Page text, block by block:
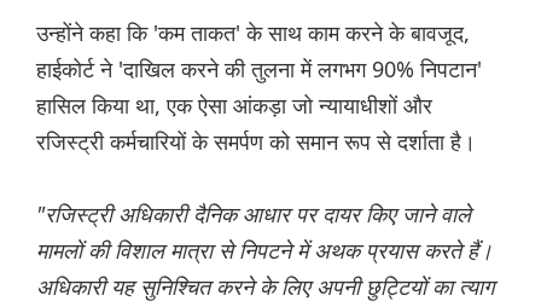
उन्होंने कहा कि 'कम ताकत' के साथ काम करने के बावजूद,
हाईकोर्ट ने 'दाखिल करने की तुलना में लगभग 90% निपटान'
हासिल किया था, एक ऐसा आंकड़ा जो न्यायाधीशों और
रजिस्ट्री कर्मचारियों के समर्पण को समान रूप से दर्शाता है।
"रजिस्ट्री अधिकारी दैनिक आधार पर दायर किए जाने वाले
मामलों की विशाल मात्रा से निपटने में अथक प्रयास करते हैं।
अधिकारी यह सुनिश्चित करने के लिए अपनी छुट्टियों का त्याग